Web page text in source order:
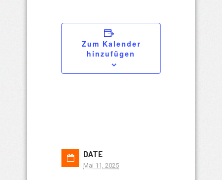
Zum Kalender
hinzufügen
DATE
Mai 11, 2025